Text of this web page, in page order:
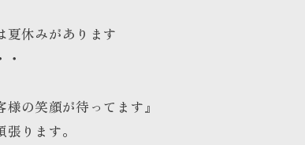
夏休みがあります
の笑顔が待ってます』
ります。